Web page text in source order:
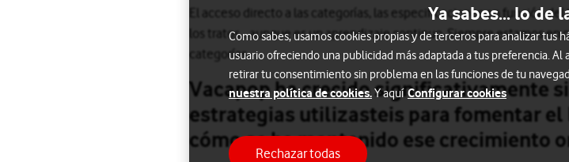
El acceso directo a las categorías, las especificaciones en función
los tratos… aunque es un aprendizaje continuo. Siempre estamos
categorías.
Vacapop ha crecido significativamente
estrategias utilizasteis para fomentar el
cómo se ha mantenido ese crecimiento
Ya sabes... lo de
Como sabes, usamos cookies propias y de terceros para analizar tus
usuario ofreciendo una publicidad más adaptada a tus preferencia.
retirar tu consentimiento sin problema en las funciones de tu
nuestra política de cookies.Y aquíConfigurar cookies
Rechazar todas